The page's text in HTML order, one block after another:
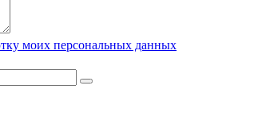
моих персональных данных